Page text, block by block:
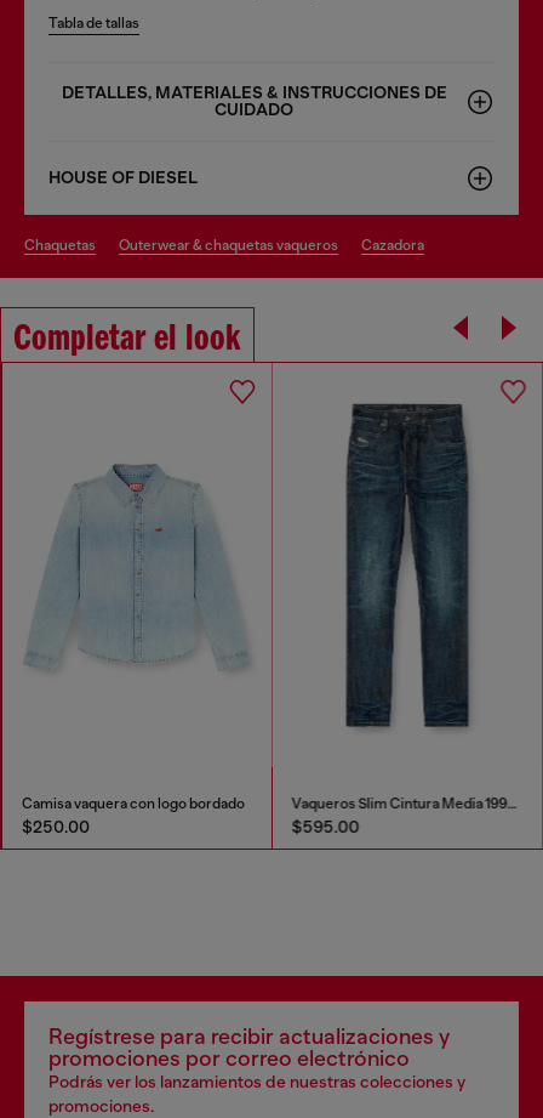
Tabla de tallas
DETALLES, MATERIALES & INSTRUCCIONES DE
CUIDADO
HOUSE OF DIESEL
chaquetas outerwear & chaquetas vaqueros cazadora
Completar el look
Camisa vaquera con logo bordado
$250.00
Vaqueros Slim Cintura Media 1993 D-Vyl
$595.00
Regístrese para recibir actualizaciones y
promociones por correo electrónico
Podrás ver los lanzamientos de nuestras colecciones y
promociones.